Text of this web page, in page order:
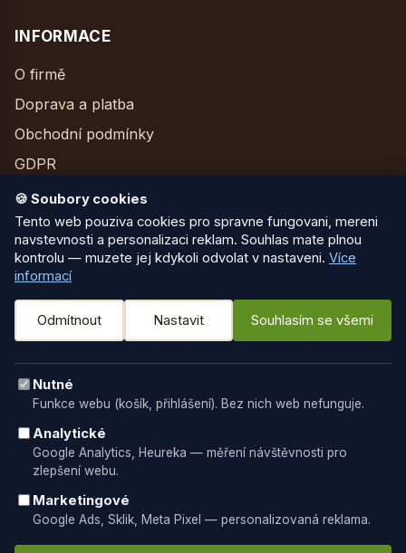
INFORMACE
O firmě
Doprava a platba
Obchodní podmínky
GDPR
Kontakt
KONTAKT
Tomečkova 4306/3
767 01 Kroměříž
IČ: 63456800 · DIČ: CZ7309194398
objednavky@obaly-ladicky.cz
🍪 Soubory cookies
Tento web pouziva cookies pro spravne fungovani, mereni
navstevnosti a personalizaci reklam. Souhlas mate plnou
kontrolu — muzete jej kdykoli odvolat v nastaveni. Více
informací
Odmítnout Nastavit Souhlasím se všemi
Nutné
Funkce webu (košík, přihlášení). Bez nich web nefunguje.
Analytické
Google Analytics, Heureka — měření návštěvnosti pro
zlepšení webu.
Marketingové
Google Ads, Sklik, Meta Pixel — personalizovaná reklama.